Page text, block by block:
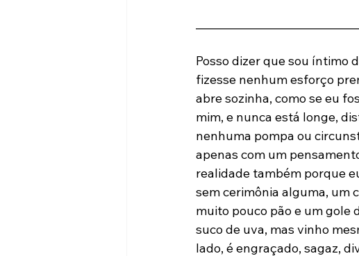
Posso dizer que sou íntimo
fizesse nenhum esforço
abre sozinha, como se eu
mim, e nunca está longe,
nenhuma pompa ou
apenas com um
realidade também porque
sem cerimônia alguma, um
muito pouco pão e um gole
suco de uva, mas vinho
lado, é engraçado, sagaz,